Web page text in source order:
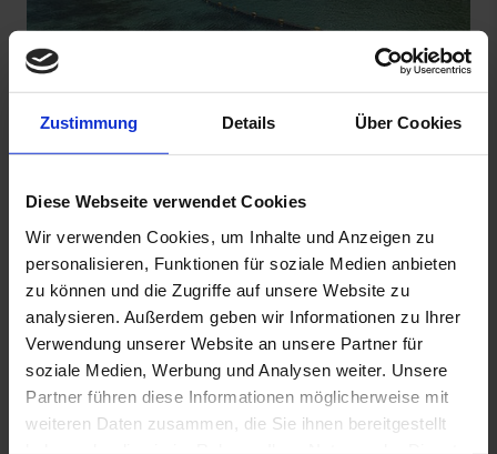
Zustimmung Details Über Cookies
Diese Webseite verwendet Cookies
Wir verwenden Cookies, um Inhalte und Anzeigen zu
personalisieren, Funktionen für soziale Medien anbieten
zu können und die Zugriffe auf unsere Website zu
analysieren. Außerdem geben wir Informationen zu Ihrer
Verwendung unserer Website an unsere Partner für
soziale Medien, Werbung und Analysen weiter. Unsere
Partner führen diese Informationen möglicherweise mit
weiteren Daten zusammen, die Sie ihnen bereitgestellt
El Rio y Mar Island Resort
Palawan, Philippinen